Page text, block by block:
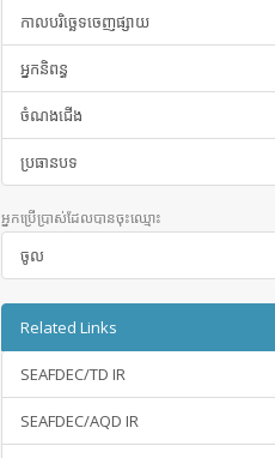
កាលបរិច្ឆេទចេញផ្សាយ
អ្នកនិពន្ធ
ចំណងជើង
ប្រធានបទ
អ្នកប្រើប្រាស់ដែលបានចុះឈ្មោះ
ចូល
Related Links
SEAFDEC/TD IR
SEAFDEC/AQD IR